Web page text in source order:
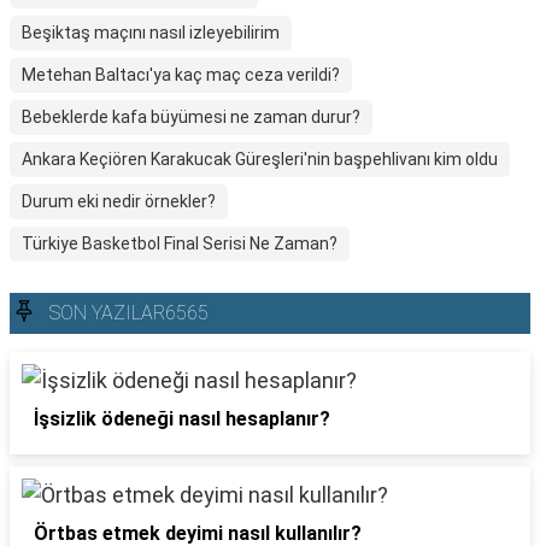
Beşiktaş maçını nasıl izleyebilirim
Metehan Baltacı'ya kaç maç ceza verildi?
Bebeklerde kafa büyümesi ne zaman durur?
Ankara Keçiören Karakucak Güreşleri'nin başpehlivanı kim oldu
Durum eki nedir örnekler?
Türkiye Basketbol Final Serisi Ne Zaman?
SON YAZILAR6565
İşsizlik ödeneği nasıl hesaplanır?
Örtbas etmek deyimi nasıl kullanılır?